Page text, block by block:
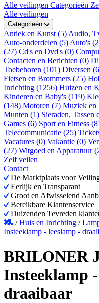
Alle veilingen Categorieën
Alle veilingen
Categorieën
Antiek en Kunst (5) Audio,
Auto-onderdelen (5) Auto's
(27) Cd's en Dvd's (0)
Contacten en Berichten (0)
Toebehoren (101) Diversen
Fietsen en Brommers (25)
Inrichting (1256) Huizen en
Kinderen en Baby's (119)
(148) Motoren (7) Muziek en
Munten (1) Sieraden,
Games (6) Sport en Fitness
Telecommunicatie (25)
Vacatures (0) Vakantie (0)
(27) Witgoed en Apparatuur
Zelf veilen
Contact
De Marktplaats voor
Eerlijk en Transparant
Groot en Afwisselend
Bereikbare Klantenservice
Duizenden Tevreden
/Huis en Inrichting /
Insteeklamp - leeslamp -
BRILONER
Insteeklamp
draaibaar